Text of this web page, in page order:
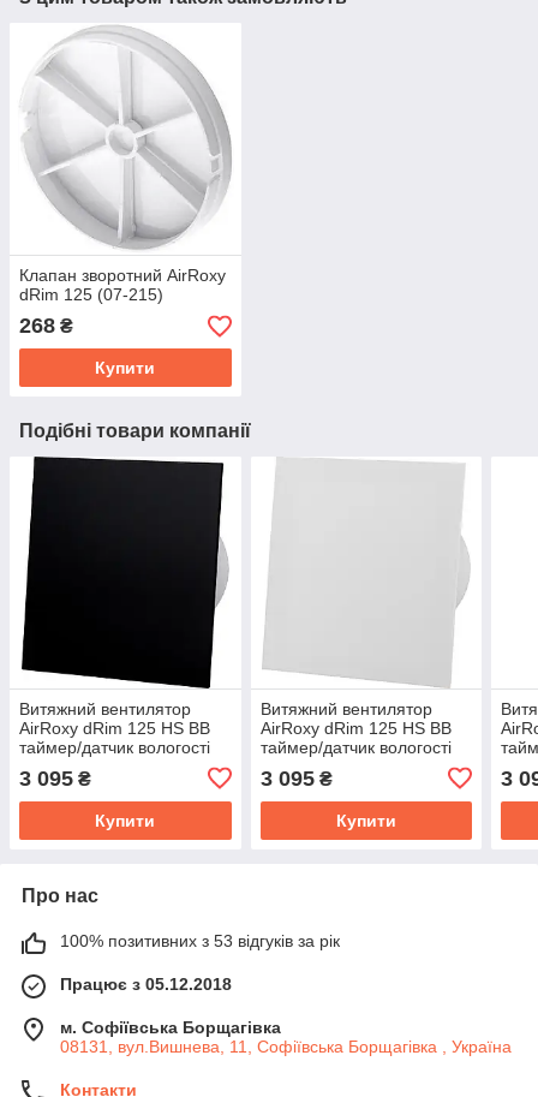
Клапан зворотний AirRoxy
dRim 125 (07-215)
268 ₴
Купити
Подібні товари компанії
Витяжний вентилятор
AirRoxy dRim 125 HS BB
таймер/датчик вологості
глянець 140м³/год 14Вт
3 095 ₴
Купити
Витяжний вентилятор
AirRoxy dRim 125 HS BB
таймер/датчик вологості
матовий 140м³/год 14Вт
3 095₴
Купити
3
Про нас
100% позитивних з 53 відгуків за рік
Працює з 05.12.2018
м. Софіївська Борщагівка
08131, вул.Вишнева, 11, Софіївська Борщагівка , Україна
Контакти